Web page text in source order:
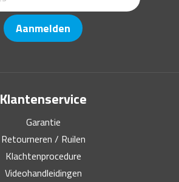
Aanmelden
Klantenservice
Garantie
Retourneren / Ruilen
Klachtenprocedure
Videohandleidingen